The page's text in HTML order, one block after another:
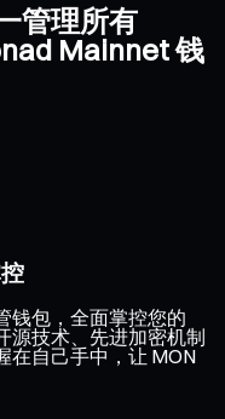
管理所有
Mainnet 钱
钱包，全面掌控您的
源技术、先进加密机制
在自己手中，让 MON